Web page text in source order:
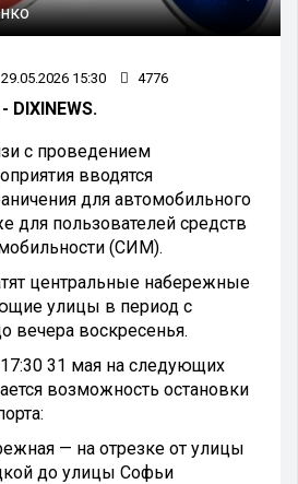
29.05.2026 15:30 4776
с проведением
вводятся
для автомобильного
для пользователей средств
(СИМ).
центральные набережные
улицы в период с
вечера воскресенья.
31 мая на следующих
возможность остановки
— на отрезке от улицы
до улицы Софьи